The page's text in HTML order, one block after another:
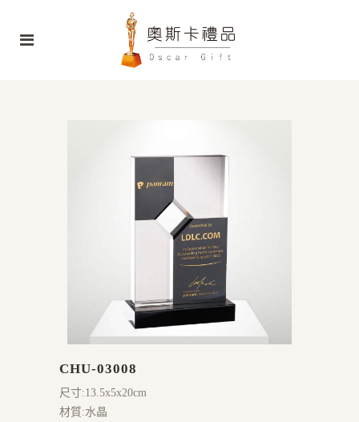
CHU-03008
尺寸:13.5x5x20cm
材質:水晶